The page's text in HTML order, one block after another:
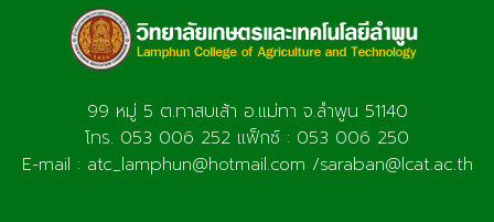
99 หมู่ 5 ต.ทาสบเส้า อ.แม่ทา จ.ลำพูน 51140
โทร. 053 006 252 แฟ็กซ์ : 053 006 250
E-mail : atc_lamphun@hotmail.com /saraban@lcat.ac.th